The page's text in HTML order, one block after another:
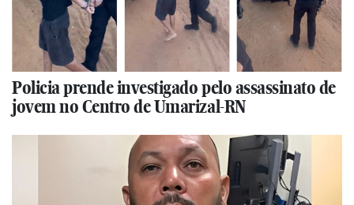
Policia prende investigado pelo assassinato de
jovem no Centro de Umarizal-RN